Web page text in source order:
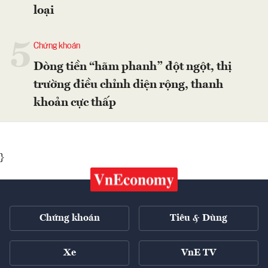
loại
Chứng khoán
Dòng tiền “hãm phanh” đột ngột, thị
trường điều chỉnh diện rộng, thanh
khoản cực thấp
}
Chứng khoán Tiêu & Dùng
Xe VnE TV